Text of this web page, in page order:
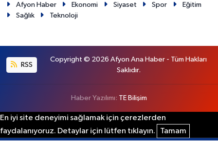
Afyon Haber Ekonomi Siyaset Spor
Eğitim
Sağlık
Teknoloji
RSS
Copyright © 2026 Afyon Ana Haber - Tüm Hakları
Saklıdır.
Haber Yazılımı: TE Bilişim
En iyi site deneyimi sağlamak için çerezlerden
faydalanıyoruz. Detaylar için lütfen tıklayın.
Tamam